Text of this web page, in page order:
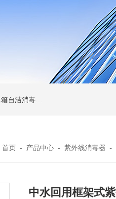
自洁消毒器 a型全程综合水处理器
首页 - 产品中心 -紫外线消毒器 -
中水回用框架式